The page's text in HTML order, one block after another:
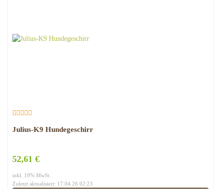
Julius-K9 Hundegeschirr
52,61 €
inkl. 19% MwSt.
Zuletzt aktualisiert: 17.04.26 02:23